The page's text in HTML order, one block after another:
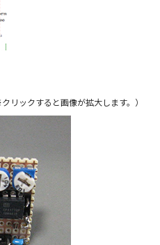
リックすると画像が拡大します。）